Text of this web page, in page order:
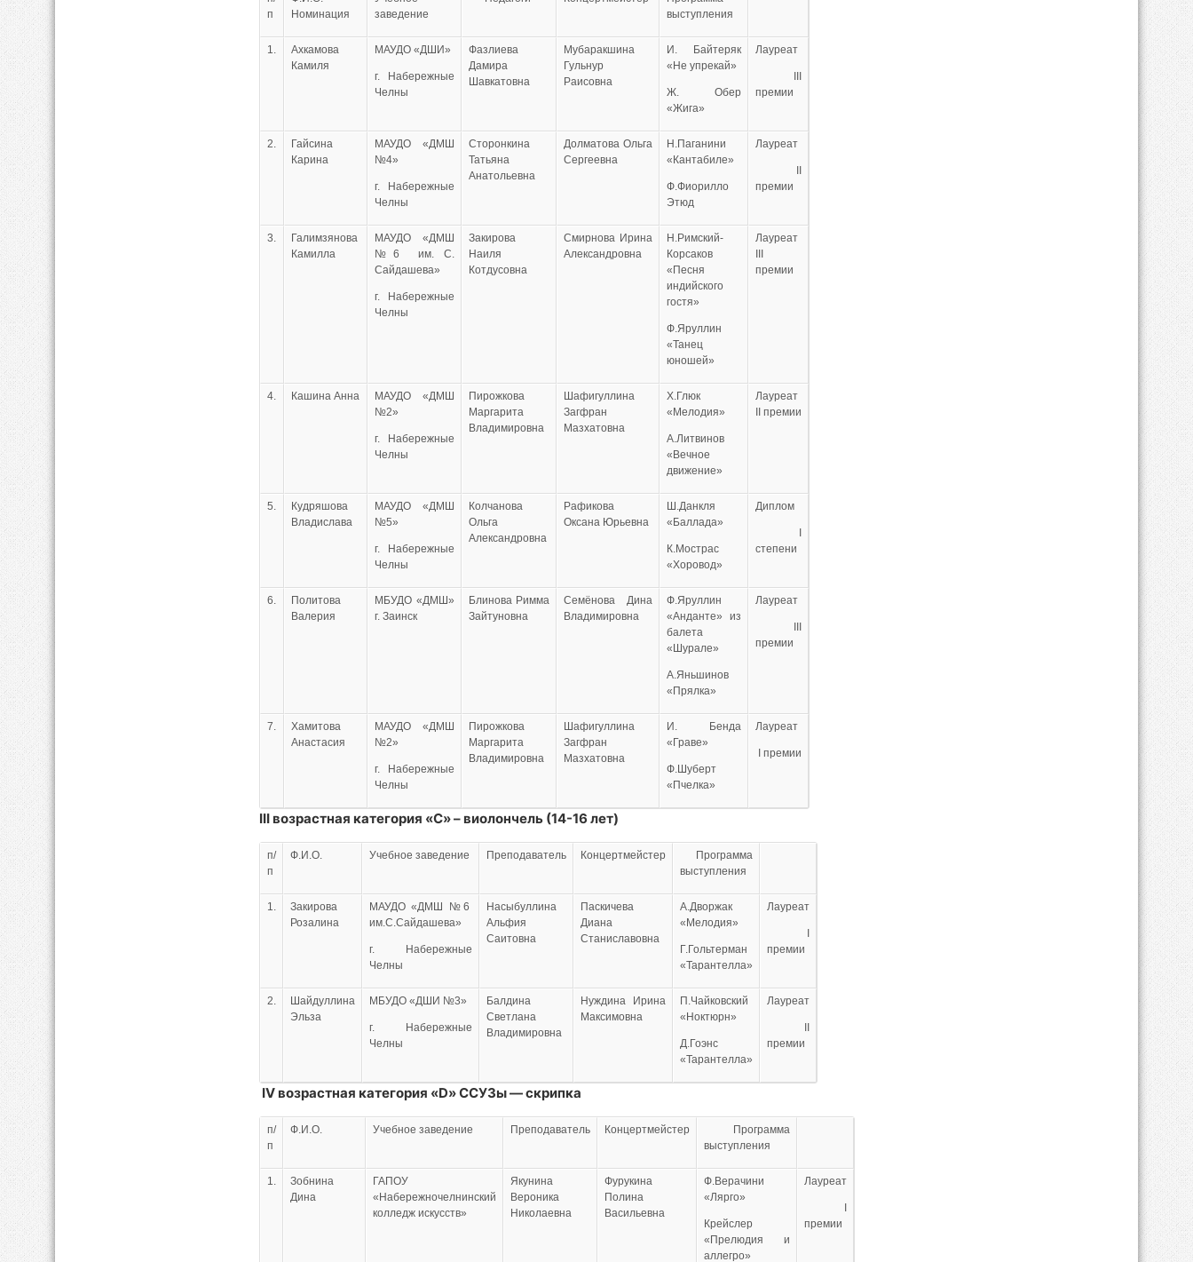
п
Номинация
заведение
выступления
1.
Ахкамова
Камиля
МАУДО «ДШИ»
г. Набережные
Челны
Фазлиева
Дамира
Шавкатовна
Мубаракшина
Гульнур
Раисовна
И. Байтеряк
«Не упрекай»
Ж. Обер
«Жига»
Лауреат
премии
2.
Гайсина
Карина
МАУДО «ДМШ
№4»
г. Набережные
Челны
Сторонкина
Татьяна
Анатольевна
Долматова Ольга
Сергеевна
Н.Паганини
«Кантабиле»
Ф.Фиорилло
Этюд
Лауреат
премии
3.
Галимзянова
Камилла
МАУДО «ДМШ
№6 им. С.
Сайдашева»
г. Набережные
Челны
Закирова
Наиля
Котдусовна
Смирнова Ирина
Александровна
Н.Римский-
Корсаков
«Песня
индийского
гостя»
Ф.Яруллин
«Танец
юношей»
Лауреат
премии
4. Кашина Анна
МАУДО «ДМШ
№2»
г. Набережные
Челны
Пирожкова
Маргарита
Владимировна
Шафигуллина
Загфран
Мазхатовна
Х.Глюк
«Мелодия»
А.Литвинов
«Вечное
движение»
Лауреат
II премии
5.
Кудряшова
Владислава
МАУДО «ДМШ
№5»
г. Набережные
Челны
Колчанова
Ольга
Александровна
Рафикова
Оксана Юрьевна
Ш.Данкля
«Баллада»
К.Мострас
«Хоровод»
Диплом
степени
6.
Политова
Валерия
МБУДО «ДМШ»
г. Заинск
Блинова Римма
Зайтуновна
Семёнова Дина
Владимировна
Ф.Яруллин
«Анданте» из
балета
«Шурале»
А.Яньшинов
«Прялка»
Лауреат
премии
7.
Хамитова
Анастасия
МАУДО «ДМШ
№2»
г. Набережные
Челны
Пирожкова
Маргарита
Владимировна
Шафигуллина
Загфран
Мазхатовна
И. Бенда
«Граве»
Ф.Шуберт
«Пчелка»
Лауреат
I премии
III возрастная категория «С» – виолончель (14-16 лет)
п/
п
Ф.И.О. Учебное заведение Преподаватель Концертмейстер
Программа
выступления
1.
Закирова
Розалина
МАУДО «ДМШ №6
им.С.Сайдашева»
г. Набережные
Челны
Насыбуллина
Альфия
Саитовна
Паскичева
Диана
Станиславовна
А.Дворжак
«Мелодия»
Г.Гольтерман
«Тарантелла»
Лауреат
премии
2.
Шайдуллина
Эльза
МБУДО «ДШИ №3»
г. Набережные
Челны
Балдина
Светлана
Владимировна
Нуждина Ирина
Максимовна
П.Чайковский
«Ноктюрн»
Д.Гоэнс
«Тарантелла»
Лауреат
премии
IV возрастная категория «D» ССУЗы — скрипка
п/
п
Ф.И.О. Учебное заведение Преподаватель Концертмейстер
Программа
выступления
1.
Зобнина
Дина
ГАПОУ
«Набережночелнинский
колледж искусств»
Якунина
Вероника
Николаевна
Фурукина
Полина
Васильевна
Ф.Верачини
«Лярго»
Крейслер
«Прелюдия и
аллегро»
Лауреат
премии